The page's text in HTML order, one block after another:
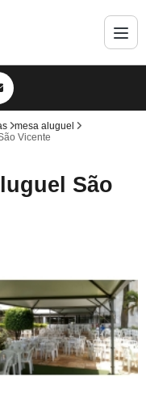
mesa aluguel
Vicente
São